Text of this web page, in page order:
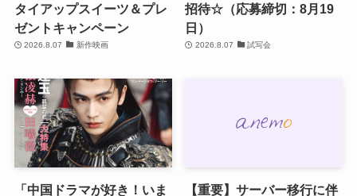
タイアップスイーツ＆プレ
ゼントキャンペーン
2026.8.07 新作映画
招待☆（応募締切：8月19
日）
2026.8.07 試写会
「中国ドラマが好き！いま
【重要】サーバー移行に伴